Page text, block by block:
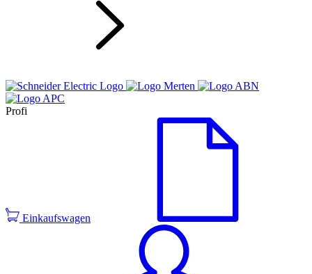
Profi
Einkaufswagen